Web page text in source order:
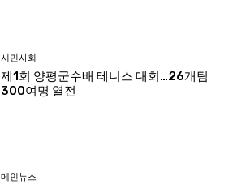
시민사회
제1회 양평군수배 테니스 대회…26개팀
300여명 열전
메인뉴스